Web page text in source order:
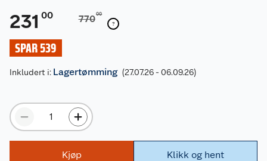
231 00 77000
SPAR 539
Inkludert i: Lagertømming (27.07.26 - 06.09.26)
Kjøp Klikk og hent